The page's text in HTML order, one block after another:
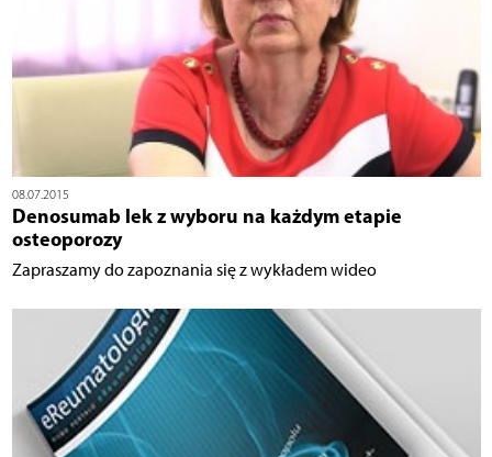
08.07.2015
Denosumab lek z wyboru na każdym etapie
osteoporozy
Zapraszamy do zapoznania się z wykładem wideo